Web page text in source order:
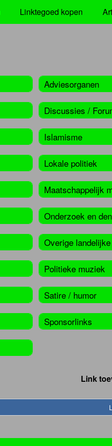
Linktegoed kopen
Adviesorganen
Discussies /
Islamisme
Lokale politiek
Maatschappelijk
Onderzoek en
Overige
Politieke muziek
Satire / humor
Sponsorlinks
Link